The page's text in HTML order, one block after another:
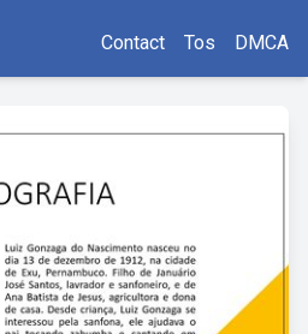
Contact Tos DMCA